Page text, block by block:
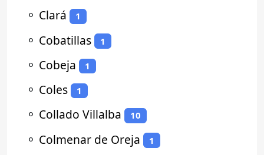
⚬ Clará 1
⚬ Cobatillas 1
⚬ Cobeja 1
⚬ Coles 1
⚬ Collado Villalba 10
⚬ Colmenar de Oreja 1